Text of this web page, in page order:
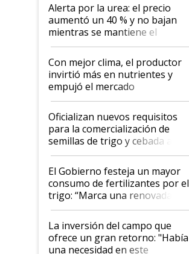
Alerta por la urea: el precio
aumentó un 40 % y no bajan
mientras se mantiene el
conflicto en Medio Oriente
Con mejor clima, el productor
invirtió más en nutrientes y
empujó el mercado
Oficializan nuevos requisitos
para la comercialización de
semillas de trigo y cebada a
granel
El Gobierno festeja un mayor
consumo de fertilizantes por el
trigo: “Marca una renovada
confianza de los productores”
La inversión del campo que
ofrece un gran retorno: "Había
una necesidad en este